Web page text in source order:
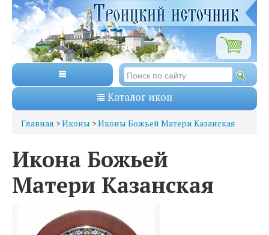
Каталог икон
Главная >Иконы >Иконы Божьей Матери Казанская
Икона Божьей
Матери Казанская